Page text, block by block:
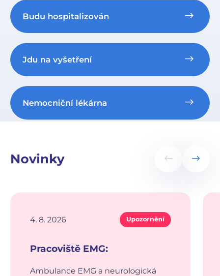
Budu hospitalizován
Jdu na vyšetření
Nemocniční lékárna
Novinky
4. 8. 2026 Upozornění
Pracoviště EMG:
Ambulance EMG a neurologická